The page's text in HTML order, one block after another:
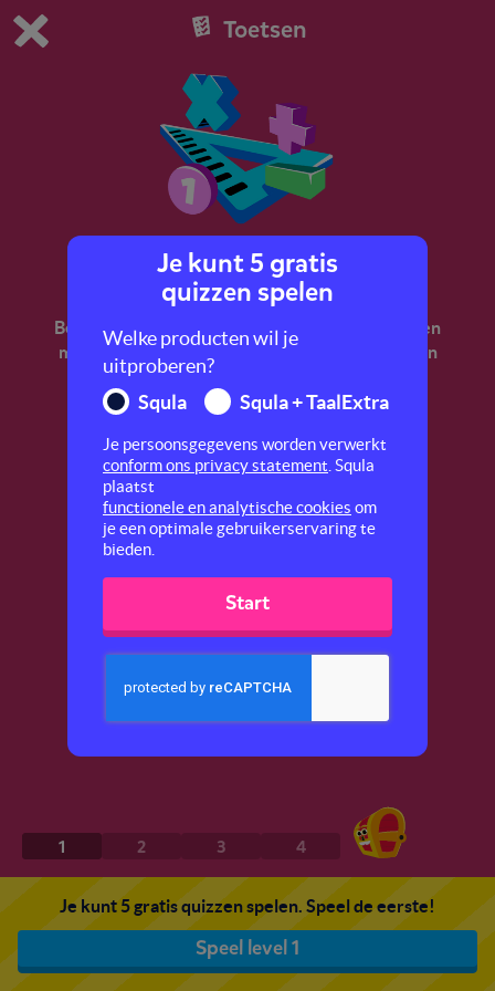
Dit is de gratis demo van Squla.
Bestel nu
0 1
Toetsen
Rekenen 1
Bereid je voor op de LVS-toetsen rekenen. Oefen
met tellen, optellen, tijd, geld, meten, gewicht en
1 2 3 4
Je kunt 5 gratis quizzen spelen. Speel de eerste!
Speel level 1
Je kunt 5 gratis
quizzen spelen
Welke producten wil je
uitproberen?
Squla
Squla + TaalExtra
Je persoonsgegevens worden verwerkt
conform ons privacy statement . Squla
plaatst
functionele en analytische cookies om
je een optimale gebruikerservaring te
bieden.
Start